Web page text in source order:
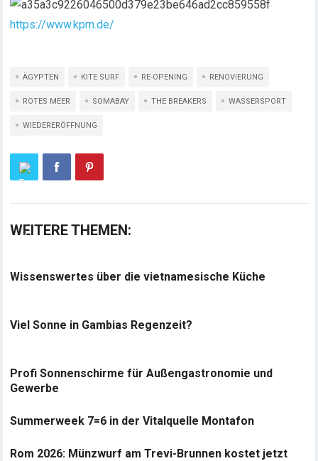
https://www.kprn.de/
ÄGYPTEN KITE SURF RE-OPENING RENOVIERUNG
ROTES MEER SOMABAY THE BREAKERS WASSERSPORT
WIEDERERÖFFNUNG
WEITERE THEMEN:
Wissenswertes über die vietnamesische Küche
Viel Sonne in Gambias Regenzeit?
Profi Sonnenschirme für Außengastronomie und
Gewerbe
Summerweek 7=6 in der Vitalquelle Montafon
Rom 2026: Münzwurf am Trevi-Brunnen kostet jetzt